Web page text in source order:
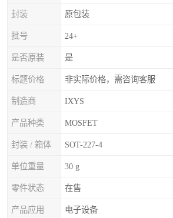
封装 原包装
批号 24+
是否原装 是
标题价格 非实际价格，需咨询客服
制造商 IXYS
产品种类 MOSFET
封装 / 箱体 SOT-227-4
单位重量 30 g
零件状态 在售
产品应用 电子设备